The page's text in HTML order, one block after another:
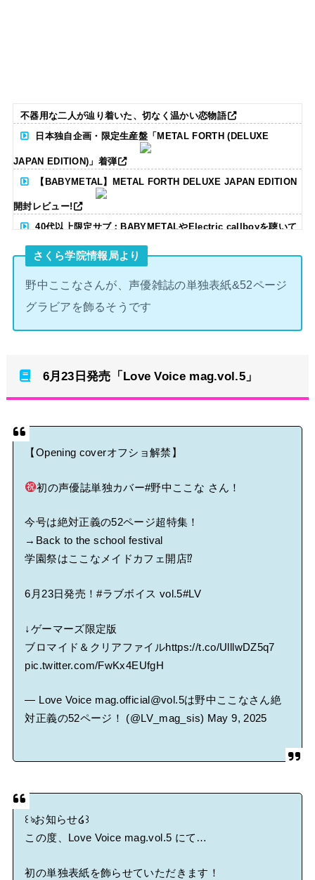
不器用な二人が辿り着いた、切なく温かい恋物語
日本独自企画・限定生産盤「METAL FORTH (DELUXE
JAPAN EDITION)」着弾
【BABYMETAL】METAL FORTH DELUXE JAPAN EDITION
開封レビュー!
40代以上限定サブ：BABYMETALやElectric callboyを聴いて
る人いる？ 【海外の反応】
BABYMETAL「CANNONBALL外伝」グッズ販売決定
タワーレコード新宿店にてBABYMETALのパネル展が開催中
さくら学院情報局より
野中ここなさんが、声優雑誌の単独表紙&52ページ
グラビアを飾るそうです
6月23日発売「Love Voice mag.vol.5」
【Opening coverオフショ解禁】
初の声優誌単独カバー#野中ここな さん！
今号は絶対正義の52ページ超特集！
→Back to the school festival
学園祭はここなメイドカフェ開店⁉︎
6月23日発売！#ラブボイス vol.5#LV
↓ゲーマーズ限定版
ブロマイド＆クリアファイルhttps://t.co/UlllwDZ5q7
pic.twitter.com/FwKx4EUfgH
— Love Voice mag.official@vol.5は野中ここなさん絶
対正義の52ページ！ (@LV_mag_sis) May 9, 2025
꒰ঌお知らせ໒꒱
この度、Love Voice mag.vol.5 にて…
初の単独表紙を飾らせていただきます！